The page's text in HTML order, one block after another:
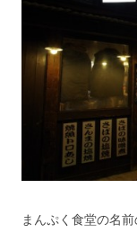
まんぷく食堂の名